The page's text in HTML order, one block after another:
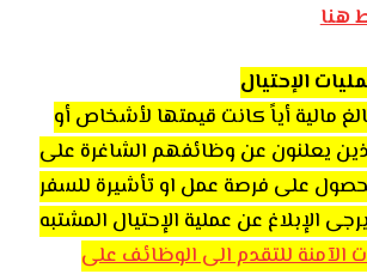
هنا
الإحتيال
مالية أياً كانت قيمتها لأشخاص أو
يعلنون عن وظائفهم الشاغرة على
على فرصة عمل او تأشيرة للسفر
الإبلاغ عن عملية الإحتيال المشتبه
الآمنة للتقدم الى الوظائف على